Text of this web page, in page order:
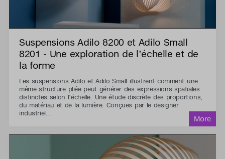
Suspensions Adilo 8200 et Adilo Small
8201 - Une exploration de l’échelle et de
la forme
Les suspensions Adilo et Adilo Small illustrent comment une
même structure pliée peut générer des expressions spatiales
distinctes selon l’échelle. Une étude discrète des proportions,
du matériau et de la lumière. Conçues par le designer
industriel...